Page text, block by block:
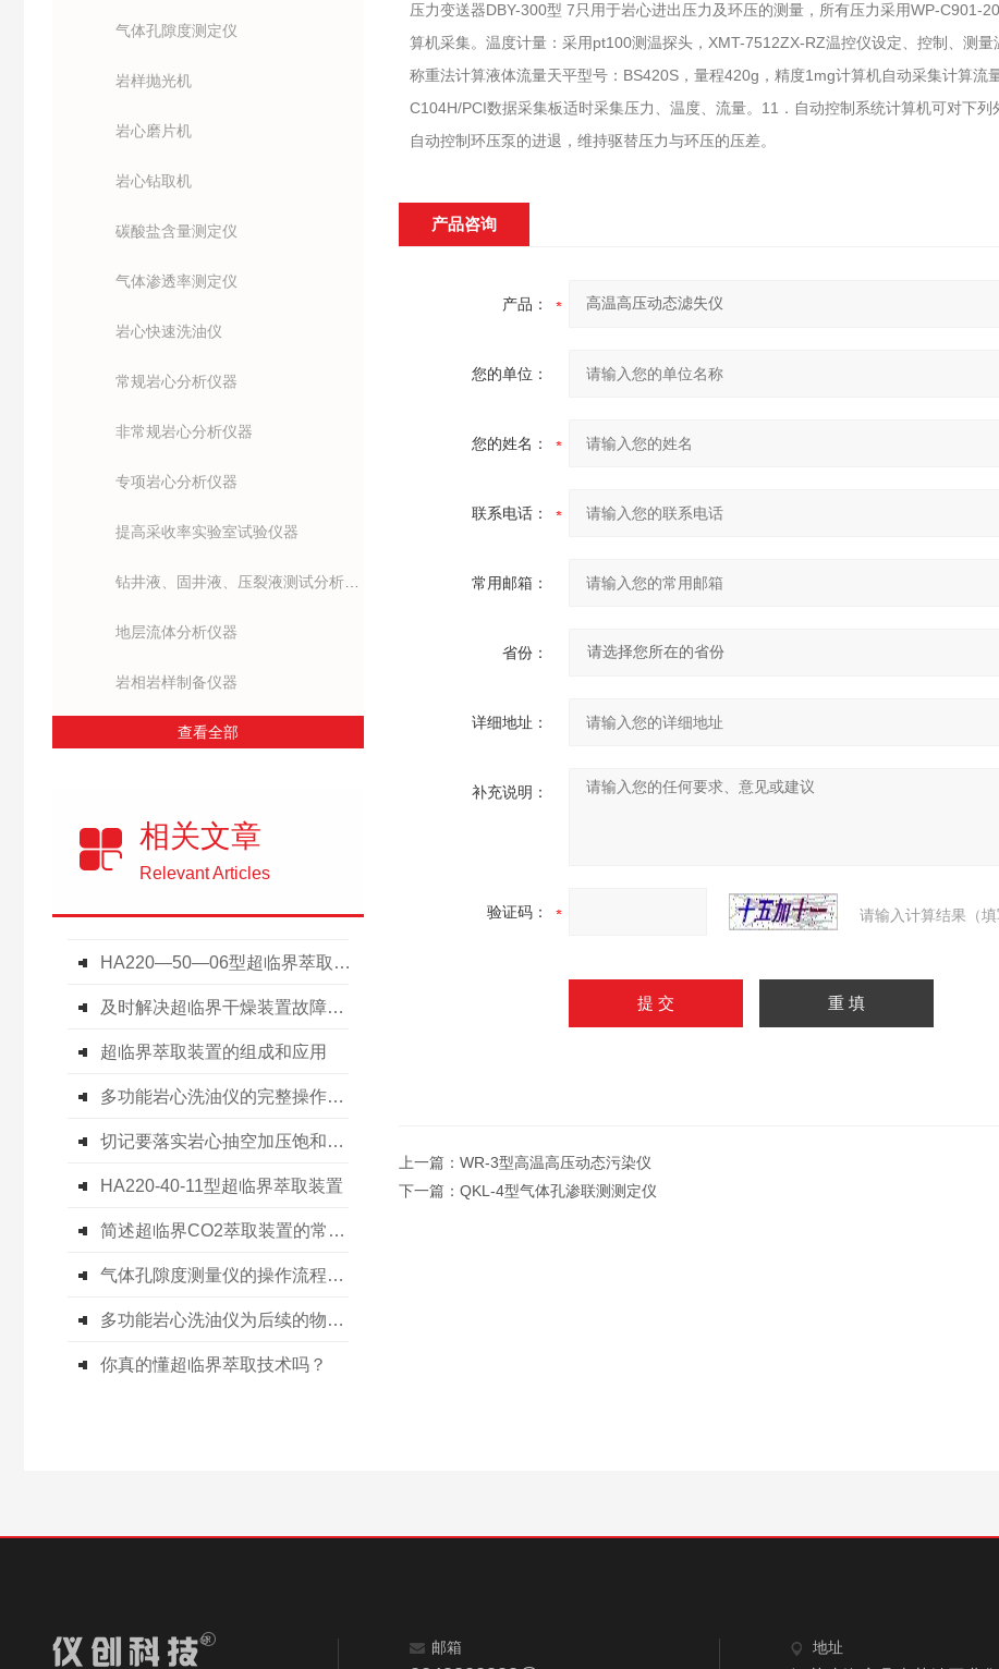
气体孔隙度测定仪
岩样抛光机
岩心磨片机
岩心钻取机
碳酸盐含量测定仪
气体渗透率测定仪
岩心快速洗油仪
常规岩心分析仪器
非常规岩心分析仪器
专项岩心分析仪器
提高采收率实验室试验仪器
地层流体分析仪器
岩相岩样制备仪器
查看全部
相关文章
Relevant Articles
HA220—50—06型超临界萃取装置技术
及时解决超临界干燥装置故障是保障实验成功与设备长周期运行的关键
超临界萃取装置的组成和应用
多功能岩心洗油仪的完整操作流程分享
切记要落实岩心抽空加压饱和装置常态化保养措施
HA220-40-11型超临界萃取装置
简述超临界CO2萃取装置的常见维护保养方法
气体孔隙度测量仪的操作流程与注意事项
多功能岩心洗油仪为后续的物理性质测试提供了纯净的样品
你真的懂超临界萃取技术吗？
压力变送器DBY-300型 7只用于岩心进出压力及环压的测量，所有压力采用WP-C901-
算机采集。温度计量：采用pt100测温探头，XMT-7512ZX-RZ温控仪设定、控制、测
称重法计算液体流量天平型号：BS420S，量程420g，精度1mg计算机自动采集计算流
C104H/PCI数据采集板适时采集压力、温度、流量。11．自动控制系统计算机可对下
自动控制环压泵的进退，维持驱替压力与环压的压差。
产品咨询
产品：
您的单位：
您的姓名：
联系电话：
常用邮箱：
省份：
详细地址：
补充说明：
验证码： 请输入计算结果（
上一篇： WR-3型高温高压动态污染仪
下一篇： QKL-4型气体孔渗联测测定仪
邮箱 地址